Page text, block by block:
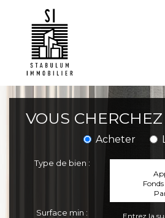
VOUS
Acheter
Type de bien :
Surface min :